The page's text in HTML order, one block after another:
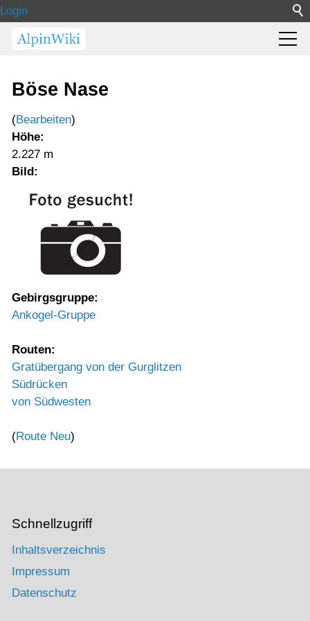
Login
Böse Nase
(Bearbeiten)
Höhe:
2.227 m
Bild:
Gebirgsgruppe:
Ankogel-Gruppe
Routen:
Gratübergang von der Gurglitzen
Südrücken
von Südwesten
(Route Neu)
Schnellzugriff
Inhaltsverzeichnis
Impressum
Datenschutz